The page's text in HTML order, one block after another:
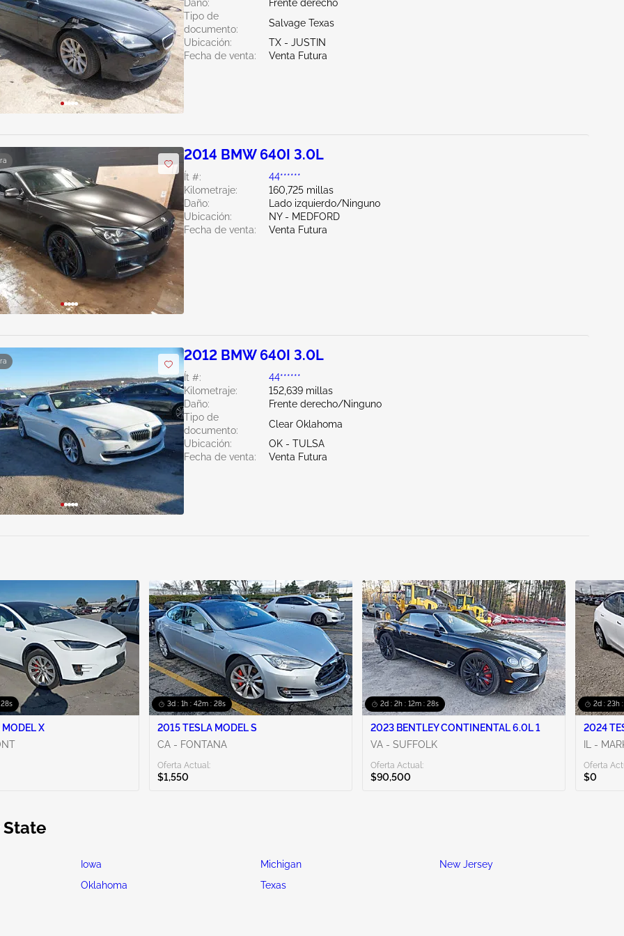
Daño:
Frente derecho
Tipo de
documento:
Salvage Texas
Ubicación:
TX - JUSTIN
Fecha de venta:
Venta Futura
2014 BMW 640I 3.0L
Ít #:
44******
Kilometraje:
160,725 millas
Daño:
Lado izquierdo/Ninguno
Ubicación:
NY - MEDFORD
Fecha de venta:
Venta Futura
2012 BMW 640I 3.0L
Ít #:
44******
Kilometraje:
152,639 millas
Daño:
Frente derecho/Ninguno
Tipo de
documento:
Clear Oklahoma
Ubicación:
OK - TULSA
Fecha de venta:
Venta Futura
X
3d : 1h : 42m : 27s
2015 TESLA MODEL S
CA - FONTANA
Oferta Actual:
$1,550
2d : 2h : 12m : 27s
2023 BENTLEY CONTINENTAL 6.0L 1
VA - SUFFOLK
Oferta Actual:
$90,500
2d : 23h
2024
IL -
Oferta
$0
State
Iowa Michigan
New Jersey
Oklahoma Texas